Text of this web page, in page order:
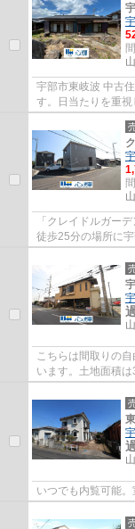
宇部市東岐波 中古
す。日当たりを重
部市で求めるので
「クレイドルガー
徒歩25分の場所に
8年4月築の物件で
こちらは間取りの
います。土地面積は
いつでも内覧可能。